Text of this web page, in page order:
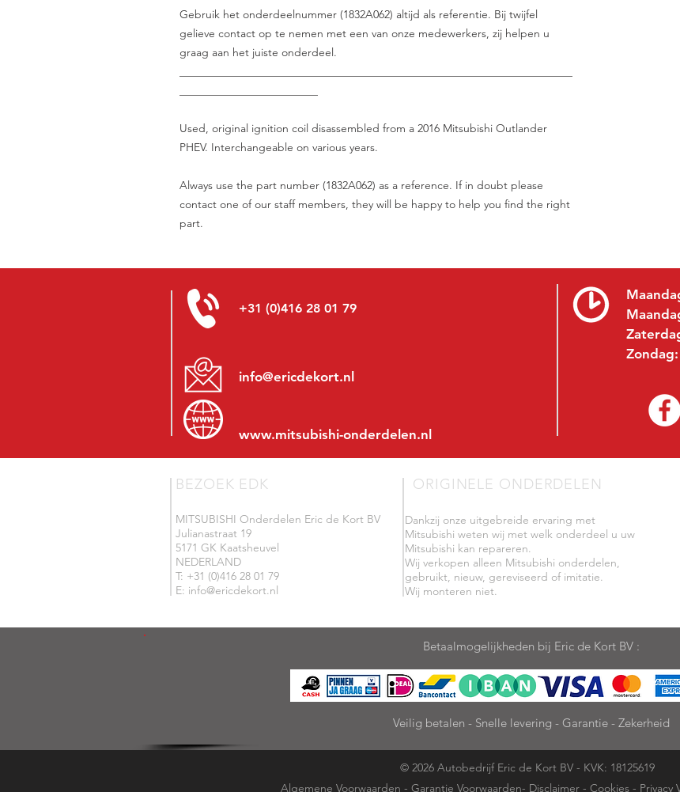
Gebruik het onderdeelnummer (1832A062) altijd als referentie. Bij twijfel
gelieve contact op te nemen met een van onze medewerkers, zij helpen u
graag aan het juiste onderdeel.
Used, original ignition coil disassembled from a 2016 Mitsubishi Outlander
PHEV. Interchangeable on various years.
Always use the part number (1832A062) as a reference. If in doubt please
contact one of our staff members, they will be happy to help you find the right
part.
+31 (0)416 28 01 79
info@ericdekort.nl
www.mitsubishi-onderdelen.nl
Zondag:
BEZOEK EDK
MITSUBISHI Onderdelen Eric de Kort BV
Julianastraat 19
5171 GK Kaatsheuvel
NEDERLAND
T: +31 (0)416 28 01 79
E: info@ericdekort.nl
ORIGINELE ONDERDELEN
Dankzij onze uitgebreide ervaring met
Mitsubishi weten wij met welk onderdeel u uw
Mitsubishi kan repareren.
Wij verkopen alleen Mitsubishi onderdelen,
gebruikt, nieuw, gereviseerd of imitatie.
Wij monteren niet.
Betaalmogelijkheden bij Eric de Kort BV :
Veilig betalen - Snelle levering - Garantie - Zekerheid
© 2026 Autobedrijf Eric de Kort BV - KVK: 18125619
Algemene Voorwaarden - Garantie Voorwaarden- Disclaimer - Cookies - Privacy